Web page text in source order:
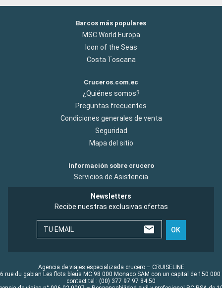
Barcos más populares
MSC World Europa
Icon of the Seas
Costa Toscana
Cruceros.com.ec
¿Quiénes somos?
Preguntas frecuentes
Condiciones generales de venta
Seguridad
Mapa del sitio
Información sobre crucero
Servicios de Asistencia
Newsletters
Recibe nuestras exclusivas ofertas
TU EMAIL OK
Agencia de viajes especializada crucero – CRUISELINE
rue du gabian Les flots bleus MC 98 000 Monaco SAM con un capital de 150 000
contact tel : (00) 377 97 97 84 50